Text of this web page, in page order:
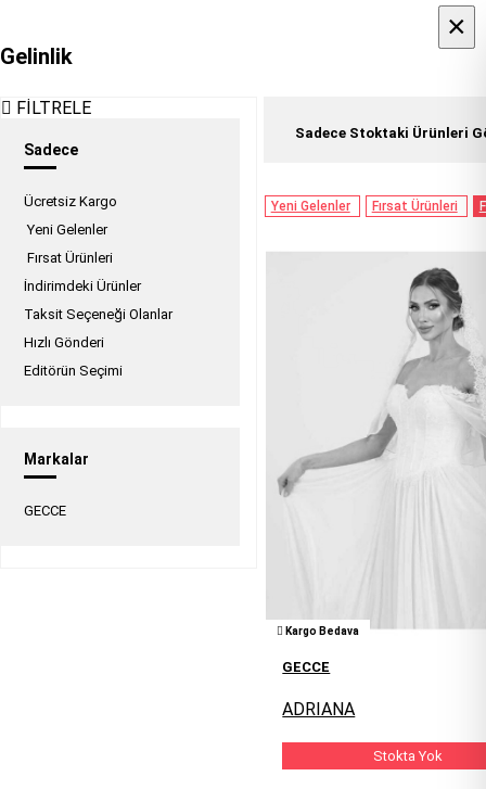
Gelinlik
FİLTRELE
Sadece
Ücretsiz Kargo
Yeni Gelenler
Fırsat Ürünleri
İndirimdeki Ürünler
Taksit Seçeneği Olanlar
Hızlı Gönderi
Editörün Seçimi
Markalar
GECCE
Sadece Stoktaki Ürünleri
Yeni Gelenler Fırsat Ürünleri
Kargo Bedava
GECCE
ADRIANA
Stokta Yok
×
×